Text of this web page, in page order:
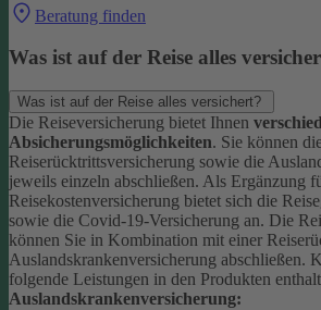
Beratung finden
Was ist auf der Reise alles
Was ist auf der Reise alles versichert?
Die Reiseversicherung bietet Ihnen
Absicherungsmöglichkeiten. Sie können
Reiserücktrittsversicherung sowie die
jeweils einzeln abschließen. Als Ergänzung
Reisekostenversicherung bietet sich die
sowie die Covid-19-Versicherung an. Die
können Sie in Kombination mit einer
Auslandskrankenversicherung abschließen.
folgende Leistungen in den Produkten
Auslandskrankenversicherung: